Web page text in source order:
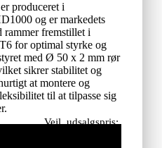
produceret i
og er markedets
rammer fremstillet i
for optimal styrke og
med Ø 50 x 2 mm rør
sikrer stabilitet og
at montere og
til at tilpasse sig
Vejl. udsalgspris: